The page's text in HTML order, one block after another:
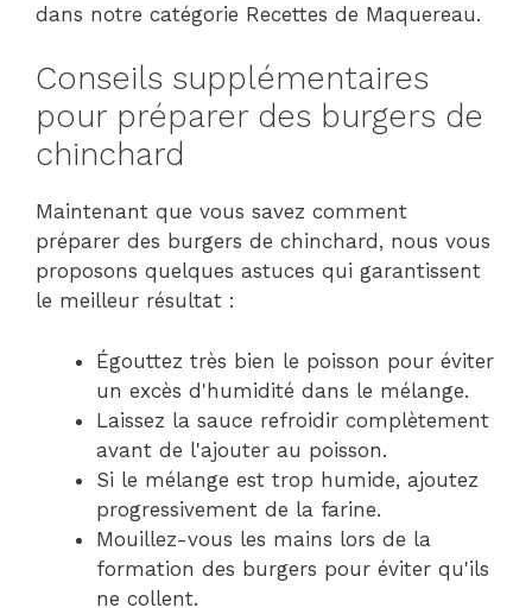
dans notre catégorie Recettes de Maquereau.
Conseils supplémentaires
pour préparer des burgers de
chinchard
Maintenant que vous savez comment
préparer des burgers de chinchard, nous vous
proposons quelques astuces qui garantissent
le meilleur résultat :
Égouttez très bien le poisson pour éviter
un excès d'humidité dans le mélange.
Laissez la sauce refroidir complètement
avant de l'ajouter au poisson.
Si le mélange est trop humide, ajoutez
progressivement de la farine.
Mouillez-vous les mains lors de la
formation des burgers pour éviter qu'ils
ne collent.